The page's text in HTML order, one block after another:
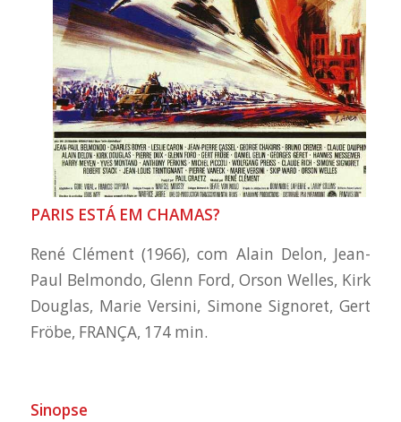
PARIS ESTÁ EM CHAMAS?
René Clément (1966), com Alain Delon, Jean-
Paul Belmondo, Glenn Ford, Orson Welles, Kirk
Douglas, Marie Versini, Simone Signoret, Gert
Fröbe, FRANÇA, 174 min.
Sinopse